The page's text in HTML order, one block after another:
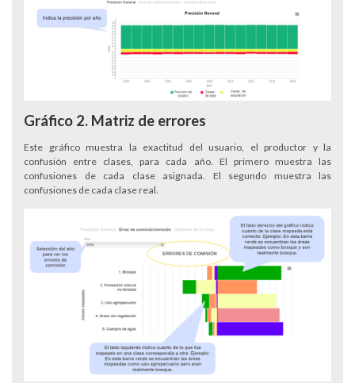
Gráfico 2. Matriz de errores
Este gráfico muestra la exactitud del usuario, el productor y la
confusión entre clases, para cada año. El primero muestra las
confusiones de cada clase asignada. El segundo muestra las
confusiones de cada clase real.